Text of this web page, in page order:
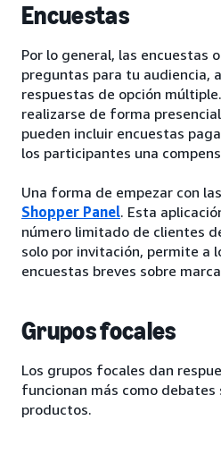
Encuestas
Por lo general, las encuestas
preguntas para tu audiencia,
respuestas de opción
realizarse de forma
pueden incluir encuestas
los participantes una
Una forma de empezar con
Shopper Panel. Esta
número limitado de clientes
solo por invitación, permite a
encuestas breves sobre
Grupos focales
Los grupos focales dan
funcionan más como
productos.